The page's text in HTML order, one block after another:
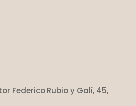
Federico Rubio y Galí, 45,